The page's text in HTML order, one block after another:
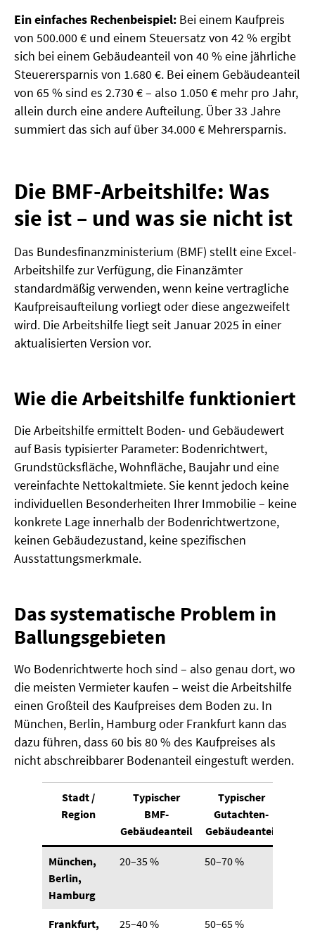
Ein einfaches Rechenbeispiel: Bei einem Kaufpreis
von 500.000 € und einem Steuersatz von 42 % ergibt
sich bei einem Gebäudeanteil von 40 % eine jährliche
Steuerersparnis von 1.680 €. Bei einem Gebäudeanteil
von 65 % sind es 2.730 € – also 1.050 € mehr pro Jahr,
allein durch eine andere Aufteilung. Über 33 Jahre
summiert das sich auf über 34.000 € Mehrersparnis.
Die BMF-Arbeitshilfe: Was
sie ist – und was sie nicht ist
Das Bundesfinanzministerium (BMF) stellt eine Excel-
Arbeitshilfe zur Verfügung, die Finanzämter
standardmäßig verwenden, wenn keine vertragliche
Kaufpreisaufteilung vorliegt oder diese angezweifelt
wird. Die Arbeitshilfe liegt seit Januar 2025 in einer
aktualisierten Version vor.
Wie die Arbeitshilfe funktioniert
Die Arbeitshilfe ermittelt Boden- und Gebäudewert
auf Basis typisierter Parameter: Bodenrichtwert,
Grundstücksfläche, Wohnfläche, Baujahr und eine
vereinfachte Nettokaltmiete. Sie kennt jedoch keine
individuellen Besonderheiten Ihrer Immobilie – keine
konkrete Lage innerhalb der Bodenrichtwertzone,
keinen Gebäudezustand, keine spezifischen
Ausstattungsmerkmale.
Das systematische Problem in
Ballungsgebieten
Wo Bodenrichtwerte hoch sind – also genau dort, wo
die meisten Vermieter kaufen – weist die Arbeitshilfe
einen Großteil des Kaufpreises dem Boden zu. In
München, Berlin, Hamburg oder Frankfurt kann das
dazu führen, dass 60 bis 80 % des Kaufpreises als
nicht abschreibbarer Bodenanteil eingestuft werden.
Stadt /
Region
Typischer
BMF-
Gebäudeanteil
Typischer
Gutachten-
Gebäudeanteil
München,
Berlin,
Hamburg
20–35 % 50–70 %
Frankfurt,
25–40 % 50–65 %